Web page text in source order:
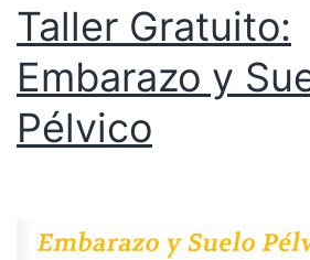
Taller Gratuito:
Embarazo y
Pélvico